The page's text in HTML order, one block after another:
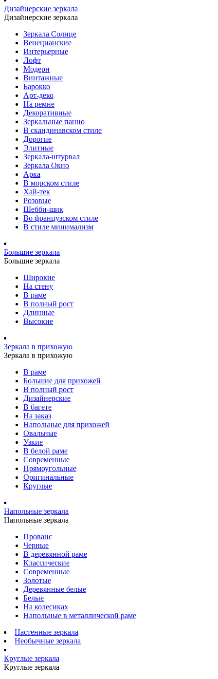
Дизайнерские зеркала
Дизайнерские зеркала
Зеркала Солнце
Венецианские
Интерьерные
Лофт
Модерн
Винтажные
Барокко
Арт-деко
На ремне
Декоративные
Зеркальные панно
В скандинавском стиле
Дорогие
Элитные
Зеркала-штурвал
Зеркала Окно
Арка
В морском стиле
Хай-тек
Розовые
Шебби-шик
Во французском стиле
В стиле минимализм
Большие зеркала
Большие зеркала
Широкие
На стену
В раме
В полный рост
Длинные
Высокие
Зеркала в прихожую
Зеркала в прихожую
В раме
Большие для прихожей
В полный рост
Дизайнерские
В багете
На заказ
Напольные для прихожей
Овальные
Узкие
В белой раме
Современные
Прямоугольные
Оригинальные
Круглые
Напольные зеркала
Напольные зеркала
Прованс
Черные
В деревянной раме
Классические
Современные
Золотые
Деревянные белые
Белые
На колесиках
Напольные в металлической раме
Настенные зеркала
Необычные зеркала
Круглые зеркала
Круглые зеркала